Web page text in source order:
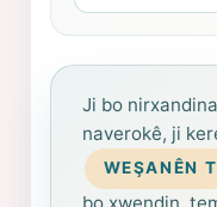
Ji bo
naverokê, ji
WEŞANÊN